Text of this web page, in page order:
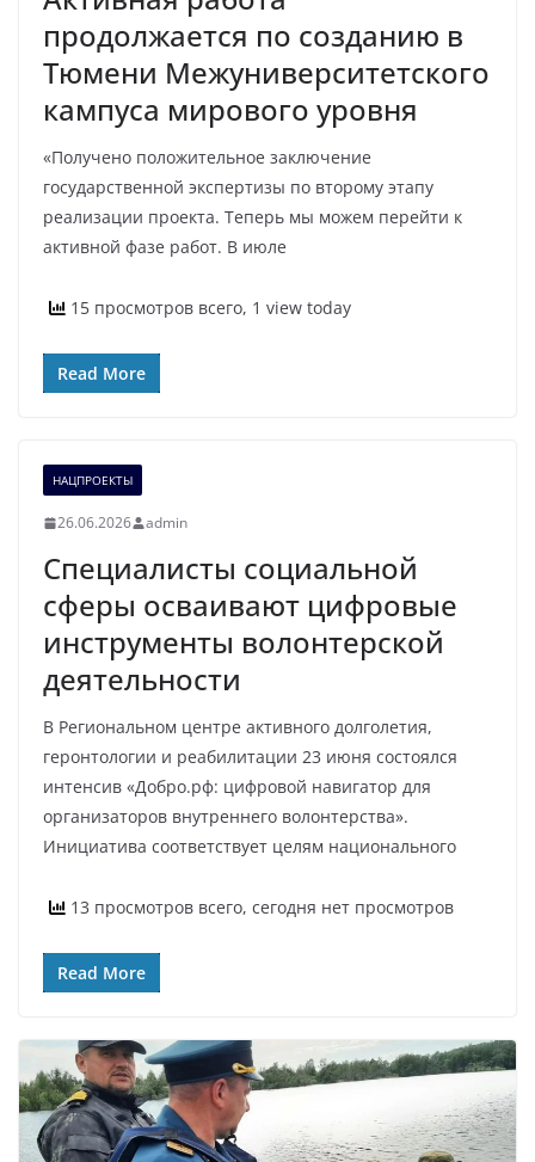
продолжается по созданию в
Тюмени Межуниверситетского
кампуса мирового уровня
«Получено положительное заключение
государственной экспертизы по второму этапу
реализации проекта. Теперь мы можем перейти к
активной фазе работ. В июле
15 просмотров всего, 1 view today
Read More
НАЦПРОЕКТЫ
26.06.2026 admin
Специалисты социальной
сферы осваивают цифровые
инструменты волонтерской
деятельности
В Региональном центре активного долголетия,
геронтологии и реабилитации 23 июня состоялся
интенсив «Добро.рф: цифровой навигатор для
организаторов внутреннего волонтерства».
Инициатива соответствует целям национального
13 просмотров всего, сегодня нет просмотров
Read More